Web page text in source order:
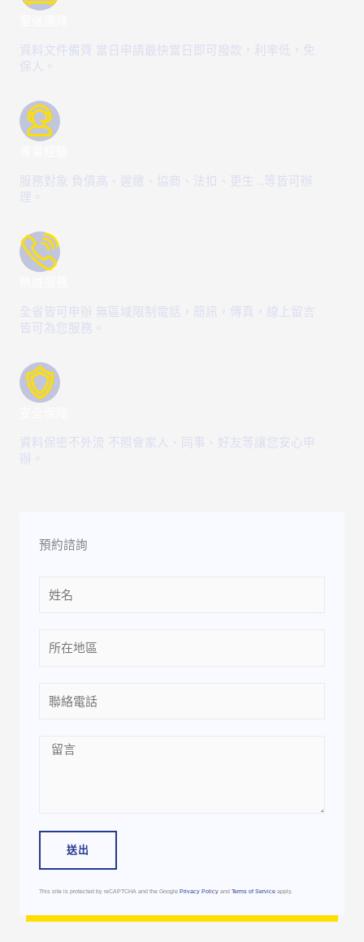
資料文件備齊 當日申請最快當日即可撥款，利率低，免
保人。
服務對象 負債高、遲繳、協商、法扣、更生 ..等皆可辦
理。
全省皆可申辦 無區域限制電話，簡訊，傳真，線上留言
皆可為您服務。
資料保密不外流 不照會家人、同事、好友等讓您安心申
辦。
預約諮詢
Name
Location
Phone
Message
送出
This site is protected by reCAPTCHA and the Google Privacy Policy and Terms of Service apply.